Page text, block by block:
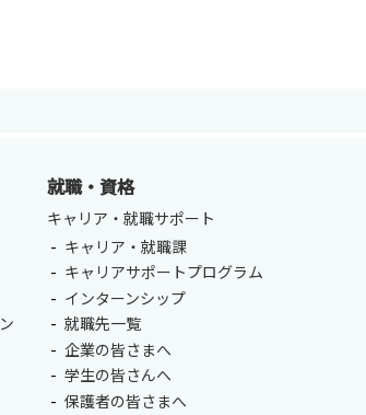
就職・資格
キャリア・就職サポート
キャリア・就職課
キャリアサポートプログラム
インターンシップ
就職先一覧
企業の皆さまへ
学生の皆さんへ
保護者の皆さまへ